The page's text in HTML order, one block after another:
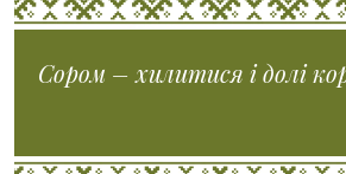
Сором – хилитися і долі